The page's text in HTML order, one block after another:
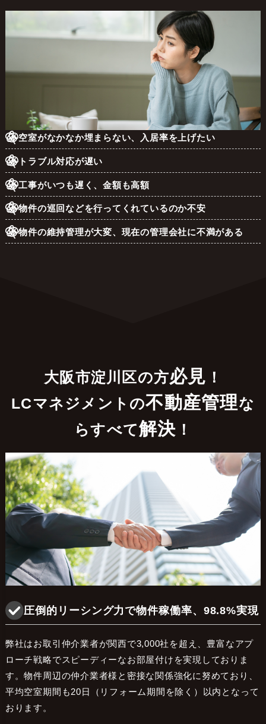
空室がなかなか埋まらない、入居率を上げたい
トラブル対応が遅い
工事がいつも遅く、金額も高額
物件の巡回などを行ってくれているのか不安
物件の維持管理が大変、現在の管理会社に不満がある
大阪市淀川区の方必見 ！
LCマネジメントの不動産管理な
らすべて解決 ！
圧倒的リーシング力で物件稼働率、98.8%実現
弊社はお取引仲介業者が関西で3,000社を超え、豊富なアプ
ローチ戦略でスピーディーなお部屋付けを実現しておりま
す。物件周辺の仲介業者様と密接な関係強化に努めており、
平均空室期間も20日（リフォーム期間を除く）以内となって
おります。